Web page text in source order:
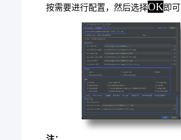
按需要进行配置，然后选择OK即可